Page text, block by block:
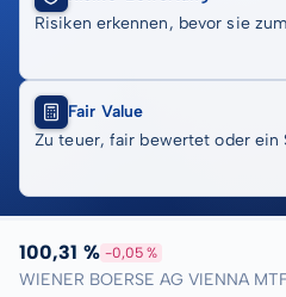
Risiken erkennen, bevor sie
Fair Value
Zu teuer, fair bewertet oder ein
100,31 % -0,05 %
WIENER BOERSE AG VIENNA